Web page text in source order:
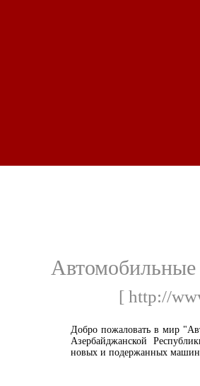
[ http://
Добро пожаловать в мир
Азербайджанской
новых и подержанных машин